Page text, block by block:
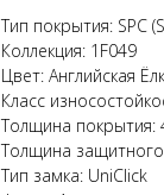
Тип покрытия: SPC
Коллекция: 1F049
Цвет: Английская
Класс
Толщина покрытия:
Толщина
Тип замка: UniClick